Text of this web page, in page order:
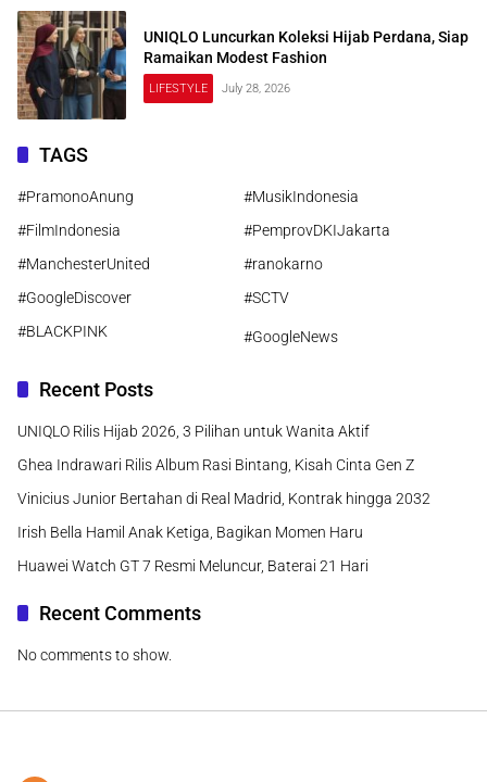
UNIQLO Luncurkan Koleksi Hijab Perdana, Siap
Ramaikan Modest Fashion
LIFESTYLE July 28, 2026
TAGS
#PramonoAnung
#MusikIndonesia
#FilmIndonesia
#PemprovDKIJakarta
#ManchesterUnited
#ranokarno
#GoogleDiscover
#SCTV
#BLACKPINK
#GoogleNews
Recent Posts
UNIQLO Rilis Hijab 2026, 3 Pilihan untuk Wanita Aktif
Ghea Indrawari Rilis Album Rasi Bintang, Kisah Cinta Gen Z
Vinicius Junior Bertahan di Real Madrid, Kontrak hingga 2032
Irish Bella Hamil Anak Ketiga, Bagikan Momen Haru
Huawei Watch GT 7 Resmi Meluncur, Baterai 21 Hari
Recent Comments
No comments to show.